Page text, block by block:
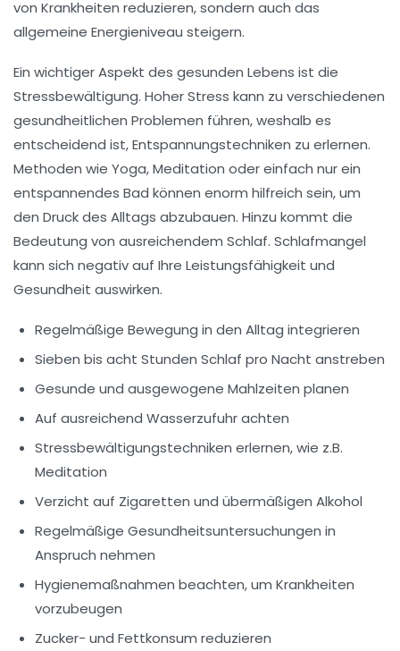
von Krankheiten reduzieren, sondern auch das
allgemeine Energieniveau steigern.
Ein wichtiger Aspekt des gesunden Lebens ist die
Stressbewältigung. Hoher Stress kann zu verschiedenen
gesundheitlichen Problemen führen, weshalb es
entscheidend ist, Entspannungstechniken zu erlernen.
Methoden wie Yoga, Meditation oder einfach nur ein
entspannendes Bad können enorm hilfreich sein, um
den Druck des Alltags abzubauen. Hinzu kommt die
Bedeutung von ausreichendem Schlaf. Schlafmangel
kann sich negativ auf Ihre Leistungsfähigkeit und
Gesundheit auswirken.
Regelmäßige Bewegung in den Alltag integrieren
Sieben bis acht Stunden Schlaf pro Nacht anstreben
Gesunde und ausgewogene Mahlzeiten planen
Auf ausreichend Wasserzufuhr achten
Stressbewältigungstechniken erlernen, wie z.B.
Meditation
Verzicht auf Zigaretten und übermäßigen Alkohol
Regelmäßige Gesundheitsuntersuchungen in
Anspruch nehmen
Hygienemaßnahmen beachten, um Krankheiten
vorzubeugen
Zucker- und Fettkonsum reduzieren